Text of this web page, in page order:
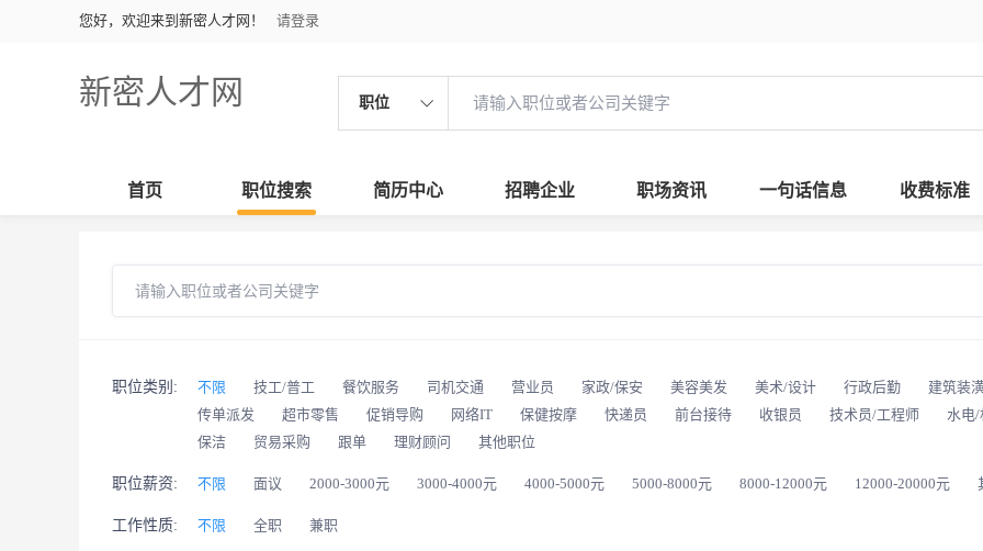
您好，欢迎来到新密人才网！ 请登录
新密人才网 职位
首页 职位搜索 简历中心 招聘企业 职场资讯 一句话信息 收费标准
职位类别: 不限 技工/普工 餐饮服务 司机交通 营业员 家政/保安 美容美发 美术/设计 行政后勤 建筑装
传单派发
超市零售 促销导购 网络IT 保健按摩 快递员 前台接待 收银员 技术员/工程师 水电/
保洁
贸易采购 跟单 理财顾问 其他职位
职位薪资: 不限 面议 2000-3000元 3000-4000元 4000-5000元 5000-8000元 8000-12000元 12000-20000元
工作性质: 不限 全职 兼职